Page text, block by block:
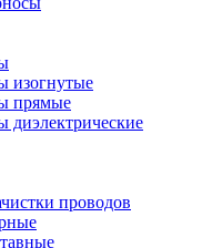
изогнутые
прямые
диэлектрические
проводов